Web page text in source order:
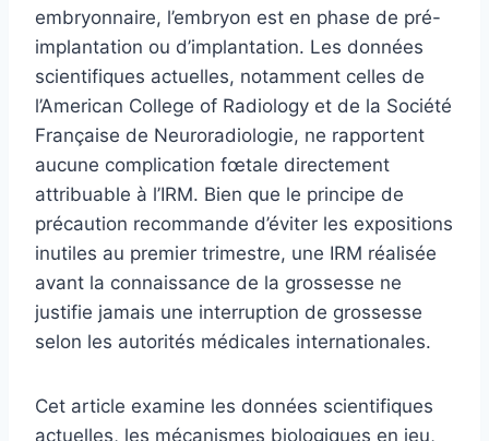
embryonnaire, l’embryon est en phase de pré-
implantation ou d’implantation. Les données
scientifiques actuelles, notamment celles de
l’American College of Radiology et de la Société
Française de Neuroradiologie, ne rapportent
aucune complication fœtale directement
attribuable à l’IRM. Bien que le principe de
précaution recommande d’éviter les expositions
inutiles au premier trimestre, une IRM réalisée
avant la connaissance de la grossesse ne
justifie jamais une interruption de grossesse
selon les autorités médicales internationales.
Cet article examine les données scientifiques
actuelles, les mécanismes biologiques en jeu,